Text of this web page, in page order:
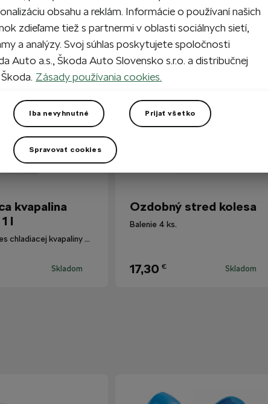
kvapalina
l
Hotová zmes chladiacej kvapaliny G12evo pre všetky vozidlá Škoda.
Skladom
Ozdobný stred kolesa
Balenie 4 ks.
17,30 € Skladom
obsahu a reklám. Informácie o používaní našich
zdieľame tiež s partnermi v oblasti sociálnych sietí,
a analýzy. Svoj súhlas poskytujete spoločnosti
Auto a.s., Škoda Auto Slovensko s.r.o. a distribučnej
Zásady používania cookies.
Iba nevyhnutné Prijať všetko
Spravovať cookies